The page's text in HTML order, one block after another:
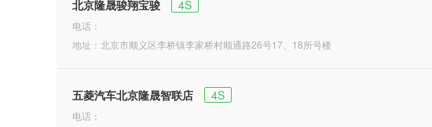
北京隆晟骏翔宝骏 4S
电话：
地址：北京市顺义区李桥镇李家桥村顺通路26号17、18所号楼
五菱汽车北京隆晟智联店 4S
电话：